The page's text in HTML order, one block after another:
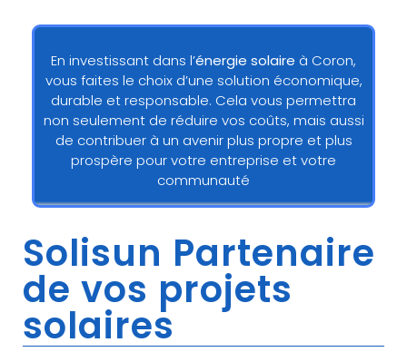
En investissant dans l’énergie solaire à Coron,
vous faites le choix d’une solution économique,
durable et responsable. Cela vous permettra
non seulement de réduire vos coûts, mais aussi
de contribuer à un avenir plus propre et plus
prospère pour votre entreprise et votre
communauté
Solisun Partenaire
de vos projets
solaires